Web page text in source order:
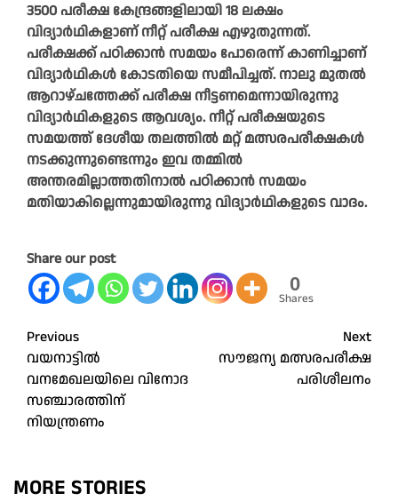
3500 പരീക്ഷ കേന്ദ്രങ്ങളിലായി 18 ലക്ഷം
വിദ്യാർഥികളാണ് നീറ്റ് പരീക്ഷ എഴുതുന്നത്.
പരീക്ഷക്ക് പഠിക്കാൻ സമയം പോരെന്ന് കാണിച്ചാണ്
വിദ്യാർഥികൾ കോടതിയെ സമീപിച്ചത്. നാലു മുതൽ
ആറാഴ്ചത്തേക്ക് പരീക്ഷ നീട്ടണമെന്നായിരുന്നു
വിദ്യാർഥികളുടെ ആവശ്യം. നീറ്റ് പരീക്ഷയുടെ
സമയത്ത് ദേശീയ തലത്തിൽ മറ്റ് മത്സരപരീക്ഷകൾ
നടക്കുന്നുണ്ടെന്നും ഇവ തമ്മിൽ
അന്തരമില്ലാത്തതിനാൽ പഠിക്കാൻ സമയം
മതിയാകില്ലെന്നുമായിരുന്നു വിദ്യാർഥികളുടെ വാദം.
Share our post
0
Shares
Post
navigation
Previous
വയനാട്ടിൽ
വനമേഖലയിലെ വിനോദ
സഞ്ചാരത്തിന്
നിയന്ത്രണം
Next
സൗജന്യ മത്സരപരീക്ഷ
പരിശീലനം
MORE STORIES